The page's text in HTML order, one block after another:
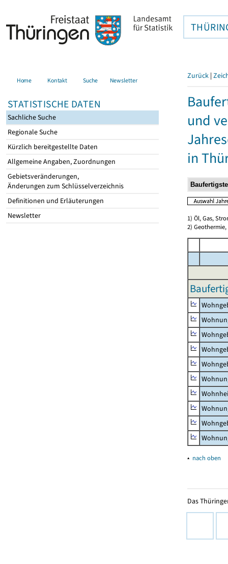
Home Kontakt Suche Newsletter
STATISTISCHE DATEN
Sachliche Suche
Regionale Suche
Kürzlich bereitgestellte Daten
Allgemeine Angaben, Zuordnungen
Gebietsveränderungen,
Änderungen zum Schlüsselverzeichnis
Definitionen und Erläuterungen
Newsletter
Zurück |
und
in
1) Öl, Gas,
2)
▴ nach oben
Das